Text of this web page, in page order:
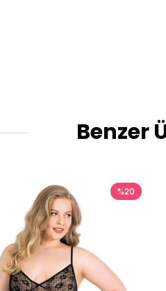
Benzer
%20